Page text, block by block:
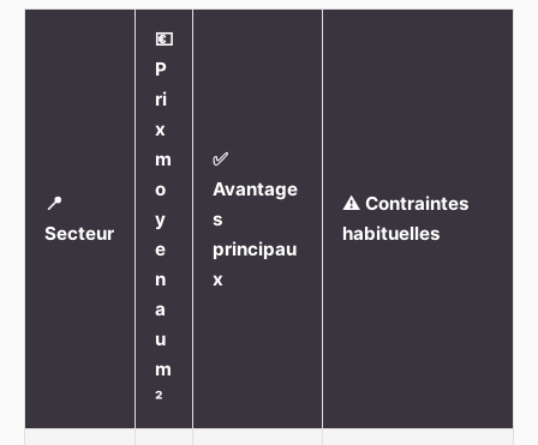
📍
Secteur
💶
P
ri
x
m
o
y
e
n
a
u
m
²
✅
Avantage
s
principau
x
⚠️ Contraintes
habituelles